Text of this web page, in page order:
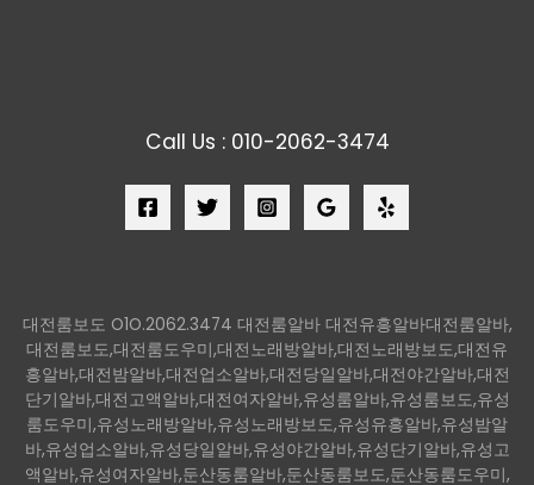
Call Us : 010-2062-3474
대전룸보도 O1O.2062.3474 대전룸알바 대전유흥알바대전룸알바,
대전룸보도,대전룸도우미,대전노래방알바,대전노래방보도,대전유
흥알바,대전밤알바,대전업소알바,대전당일알바,대전야간알바,대전
단기알바,대전고액알바,대전여자알바,유성룸알바,유성룸보도,유성
룸도우미,유성노래방알바,유성노래방보도,유성유흥알바,유성밤알
바,유성업소알바,유성당일알바,유성야간알바,유성단기알바,유성고
액알바,유성여자알바,둔산동룸알바,둔산동룸보도,둔산동룸도우미,